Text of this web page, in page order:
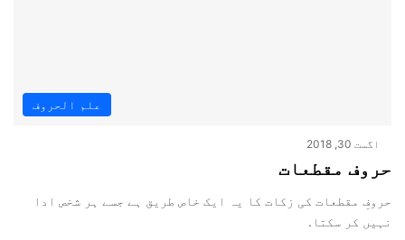
علم الحروف
اگست 30, 2018
حروف مقطعات
حروفِ مقطعات کی زکات کا یہ ایک خاص طریق ہے جسے ہر شخص ادا
نہیں کر سکتا.